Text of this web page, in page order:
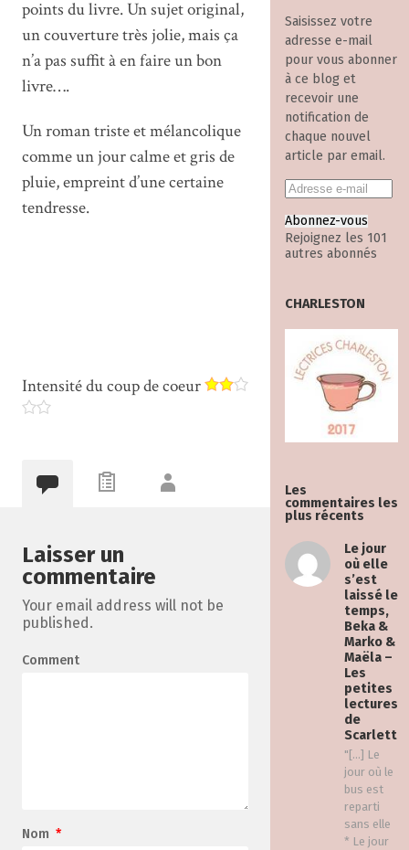
Saisissez votre
adresse e-mail
pour vous abonner
à ce blog et
recevoir une
notification de
chaque nouvel
article par email.
Abonnez-vous
Rejoignez les 101
autres abonnés
CHARLESTON
Les
commentaires les
plus récents
Le jour
où elle
s’est
laissé le
temps,
Beka &
Marko &
Maëla –
Les
petites
lectures
de
Scarlett
"[…] Le
jour où le
bus est
reparti
sans elle
* Le jour
points du livre. Un sujet original,
un couverture très jolie, mais ça
n’a pas suffit à en faire un bon
livre….
Un roman triste et mélancolique
comme un jour calme et gris de
pluie, empreint d’une certaine
tendresse.
Intensité du coup de coeur
Laisser un
commentaire
Your email address will not be
published.
Comment
Nom *